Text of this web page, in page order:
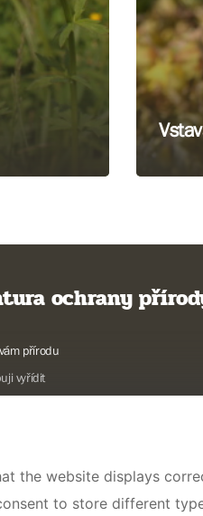
ochrany
přírodu
vyřídit
the website displays
to store different